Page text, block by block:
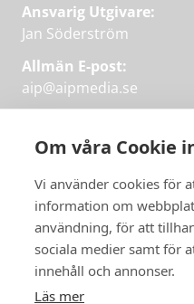
Om våra Cookie
Vi använder cookies för
information om
användning, för att
sociala medier samt för
innehåll och annonser.
Läs mer
Ansvarig Utgivare:
Jan Söderström
Allmän E-post:
aip@aipmedia.se
aip@flowyinfo.seeller
Instagram
LinkedIn
Twitter
Facebook
Få veckans bästa
artiklar på mejlen